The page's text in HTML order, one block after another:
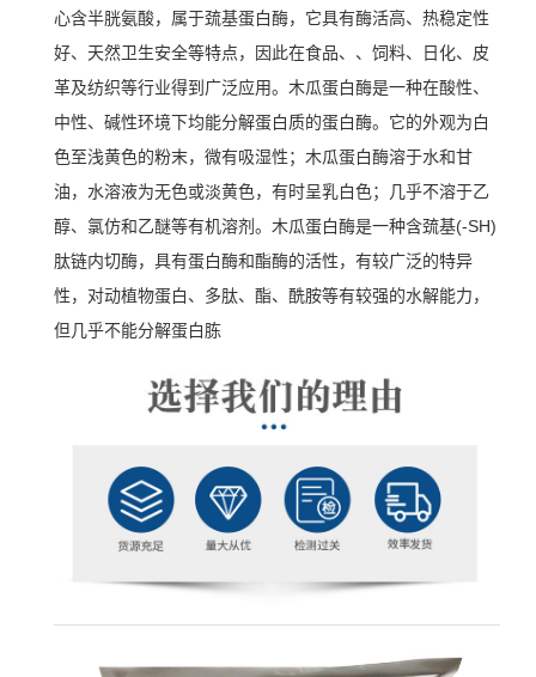
心含半胱氨酸，属于巯基蛋白酶，它具有酶活高、热稳定性
好、天然卫生安全等特点，因此在食品、、饲料、日化、皮
革及纺织等行业得到广泛应用。 木瓜蛋白酶是一种在酸性、
中性、碱性环境下均能分解蛋白质的蛋白酶。它的外观为白
色至浅黄色的粉末，微有吸湿性；木瓜蛋白酶溶于水和甘
油，水溶液为无色或淡黄色，有时呈乳白色；几乎不溶于乙
醇、氯仿和乙醚等有机溶剂。木瓜蛋白酶是一种含巯基(-SH)
肽链内切酶，具有蛋白酶和酯酶的活性，有较广泛的特异
性，对动植物蛋白、多肽、酯、酰胺等有较强的水解能力，
但几乎不能分解蛋白胨